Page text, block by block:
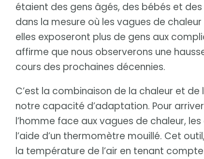
étaient des gens âgés, des bébés et
dans la mesure où les vagues de
elles exposeront plus de gens aux
affirme que nous observerons une
cours des prochaines décennies.
C’est la combinaison de la chaleur et
notre capacité d’adaptation. Pour
l’homme face aux vagues de chaleur,
l’aide d’un thermomètre mouillé. Cet
la température de l’air en tenant